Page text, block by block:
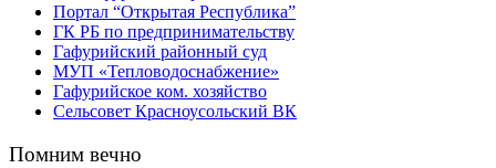
Портал “Открытая Республика”
ГК РБ по предпринимательству
Гафурийский районный суд
МУП «Тепловодоснабжение»
Гафурийское ком. хозяйство
Сельсовет Красноусольский ВК
Помним вечно